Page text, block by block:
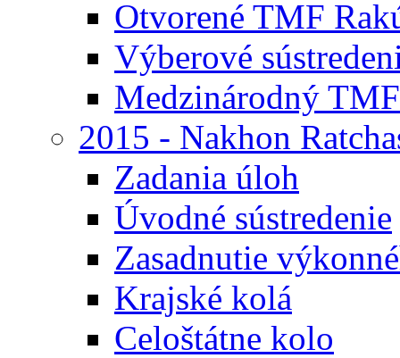
Otvorené TMF
Výberové
Medzinárodný TMF
2015 - Nakhon
Zadania úloh
Úvodné sústredenie
Zasadnutie
Krajské kolá
Celoštátne kolo